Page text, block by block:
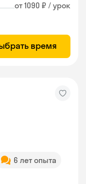
от 1090 ₽ / урок
время
6 лет опыта